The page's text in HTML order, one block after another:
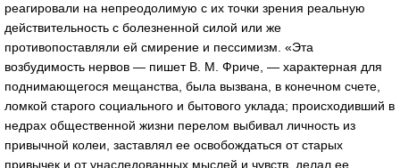
реагировали на непреодолимую с их точки зрения реальную
действительность с болезненной силой или же
противопоставляли ей смирение и пессимизм. «Эта
возбудимость нервов — пишет В. М. Фриче, — характерная для
поднимающегося мещанства, была вызвана, в конечном счете,
ломкой старого социального и бытового уклада; происходивший в
недрах общественной жизни перелом выбивал личность из
привычной колеи, заставлял ее освобождаться от старых
привычек и от унаследованных мыслей и чувств, делал ее